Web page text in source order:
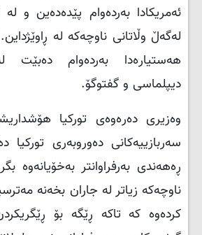
ئەمریکادا بەردەوام پێدەدەین و
لەگەڵ وڵاتانی ناوچەکە لە
هەستیارەدا بەردەوام دەبێت
دیپلماسی و گفتوگۆ.
وەزیری دەرەوەی تورکیا
سەربازییەکانی دەوروبەری
ڕەهەندی بەرفراوانتر بەخۆیانەوە
ناوچەکە زیاتر لە جاران بخەنە
کردەوە کە تاکە ڕێگە بۆ